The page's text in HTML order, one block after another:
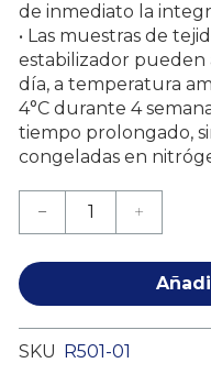
de inmediato la
• Las muestras de
estabilizador pueden
día, a temperatura
4°C durante 4
tiempo prolongado,
congeladas en
SKU R501-01